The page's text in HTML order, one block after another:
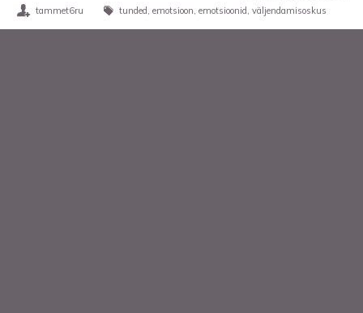
tammet6ru tunded emotsioon emotsioonid väljendamisoskus